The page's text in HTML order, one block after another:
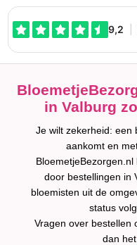
in Valburg
Je wilt zekerheid: een
aankomt en
door bestellingen in
bloemisten uit de
status
Vragen over bestellen
dan het